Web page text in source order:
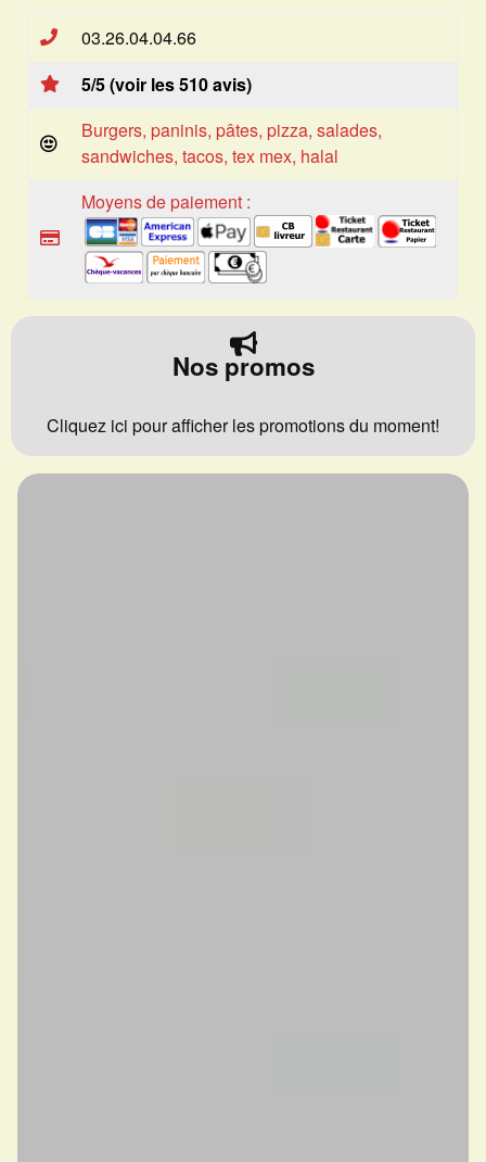
03.26.04.04.66
5/5 (voir les 510 avis)
Burgers, paninis, pâtes, pizza, salades,
sandwiches, tacos, tex mex, halal
Moyens de paiement :
Nos promos
Cliquez ici pour afficher les promotions du moment!